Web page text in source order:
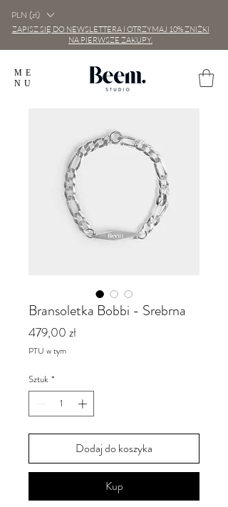
ME
NU
PLN (zł)
ZAPISZ SIĘ DO NEWSLETTERA I OTRZYMAJ 10% ZNIŻKI
NA PIERWSZE ZAKUPY.
Bransoletka Bobbi - Srebrna
479,00 złCena
PTU w tym
Sztuk *
Dodaj do koszyka
Kup